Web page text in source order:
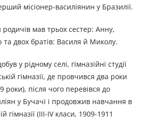
місіонер-василіянин у Бразилії.
родичів мав трьох сестер: Анну,
двох братів: Василя й Миколу.
у рідному селі, гімназійні студії
гімназії, де провчився два роки
роки), після чого перевівся до
у Бучачі і продовжив навчання в
гімназії (III-IV класи, 1909-1911